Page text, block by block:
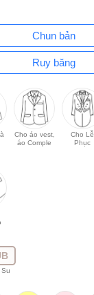
Chun bản
Ruy băng
Cho áo vest,
áo Comple
Cho Lễ
Phục
Su